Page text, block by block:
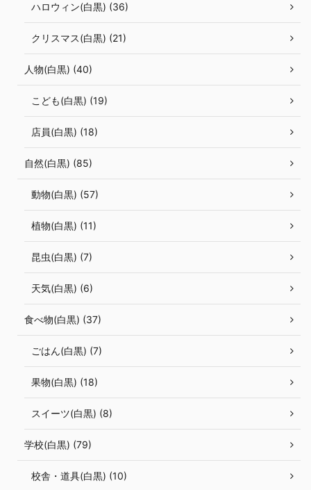
ハロウィン(白黒) (36)
クリスマス(白黒) (21)
人物(白黒) (40)
こども(白黒) (19)
店員(白黒) (18)
自然(白黒) (85)
動物(白黒) (57)
植物(白黒) (11)
昆虫(白黒) (7)
天気(白黒) (6)
食べ物(白黒) (37)
ごはん(白黒) (7)
果物(白黒) (18)
スイーツ(白黒) (8)
学校(白黒) (79)
校舎・道具(白黒) (10)